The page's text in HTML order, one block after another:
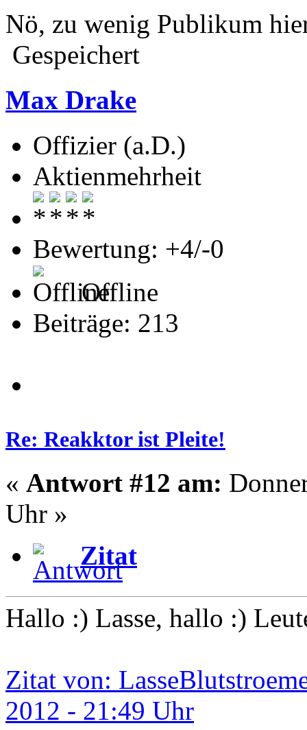
Nö, zu wenig Publikum
Gespeichert
Max Drake
Offizier (a.D.)
Aktienmehrheit
Bewertung: +4/-0
Offline
Beiträge: 213
Re: Reakktor ist Pleite!
« Antwort #12 am:
Uhr »
Zitat
Hallo :) Lasse, hallo :)
Zitat von:
2012 - 21:49 Uhr